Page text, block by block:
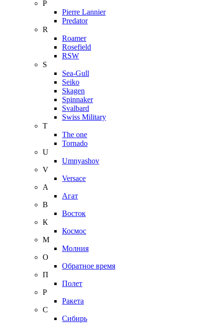
P
Pierre Lannier
Predator
R
Roamer
Rosefield
RSW
S
Sea-Gull
Seiko
Skagen
Spinnaker
Svalbard
Swiss Military
T
The one
Tornado
U
Umnyashov
V
Versace
А
Агат
В
Восток
К
Космос
М
Молния
О
Обратное время
П
Полет
Р
Ракета
С
Сибирь